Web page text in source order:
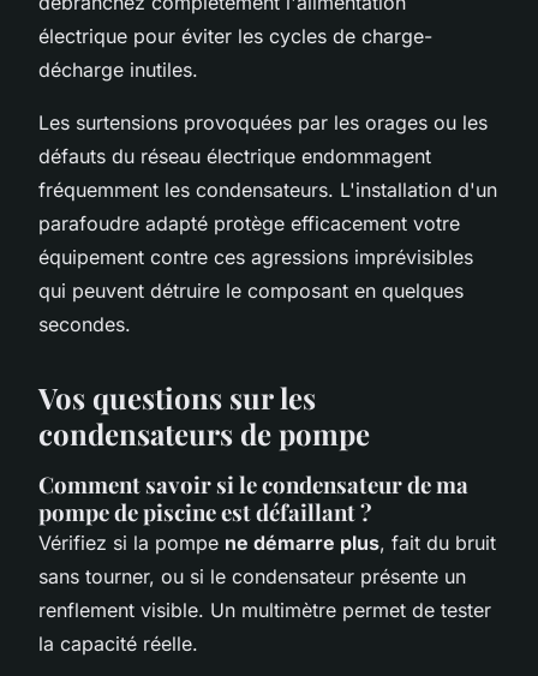
électrique pour éviter les cycles de charge-
décharge inutiles.
Les surtensions provoquées par les orages ou les
défauts du réseau électrique endommagent
fréquemment les condensateurs. L'installation d'un
parafoudre adapté protège efficacement votre
équipement contre ces agressions imprévisibles
qui peuvent détruire le composant en quelques
secondes.
Vos questions sur les
condensateurs de pompe
Comment savoir si le condensateur de ma
pompe de piscine est défaillant ?
Vérifiez si la pompe ne démarre plus, fait du bruit
sans tourner, ou si le condensateur présente un
renflement visible. Un multimètre permet de tester
la capacité réelle.